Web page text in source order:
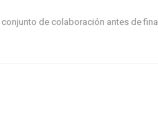
de colaboración antes de final